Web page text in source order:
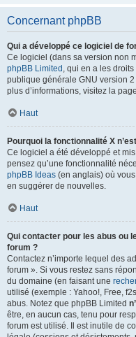
Concernant phpBB
Qui a développé ce logiciel de
Ce logiciel (dans sa version non
phpBB Limited , qui en a les
publique générale GNU version
plus d’informations, visitez la
Haut
Pourquoi la fonctionnalité X
Ce logiciel a été développé et
pensez qu’une fonctionnalité
phpBB Ideas (en anglais) où
en suggérer de nouvelles.
Haut
Qui contacter pour les abus ou
forum ?
Contactez n’importe lequel des
forum ». Si vous restez sans
du domaine (en faisant une
utilisé (exemple : Yahoo!, Free,
abus. Notez que phpBB Limited
être, en aucun cas, tenu pour
forum est utilisé. Il est inutile de